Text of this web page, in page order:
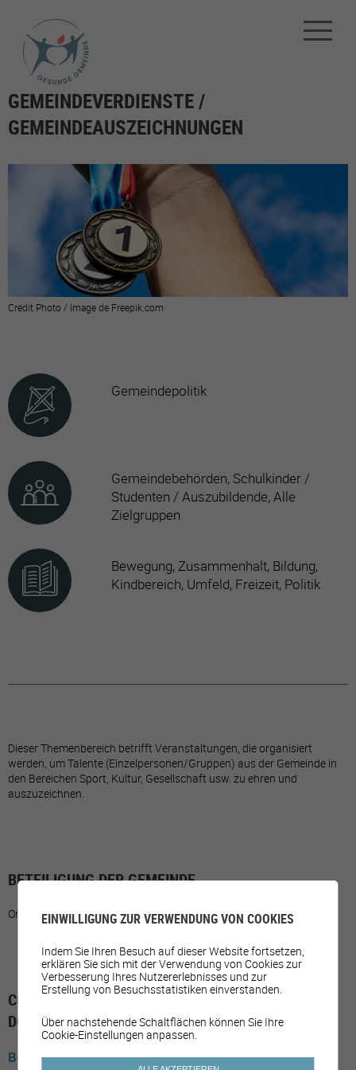
GEMEINDEVERDIENSTE /
GEMEINDEAUSZEICHNUNGEN
Crédit Photo / Image de Freepik.com
Gemeindepolitik
Gemeindebehörden, Schulkinder /
Studenten / Auszubildende, Alle
Zielgruppen
Bewegung, Zusammenhalt, Bildung,
Kindbereich, Umfeld, Freizeit, Politik
Dieser Themenbereich betrifft Veranstaltungen, die organisiert
werden, um Talente (Einzelpersonen/Gruppen) aus der Gemeinde in
den Bereichen Sport, Kultur, Gesellschaft usw. zu ehren und
auszuzeichnen.
BETEILIGUNG DER GEMEINDE
Organisation und Durchführung der Veranstaltungen.
COMMUNES AYANT MIS EN PLACE LE SOUS-
DOMAINE
Bern
Valbirse
EINWILLIGUNG ZUR VERWENDUNG VON COOKIES
Indem Sie Ihren Besuch auf dieser Website fortsetzen,
erklären Sie sich mit der Verwendung von Cookies zur
Verbesserung Ihres Nutzererlebnisses und zur
Erstellung von Besuchsstatistiken einverstanden.
Über nachstehende Schaltflächen können Sie Ihre
Cookie-Einstellungen anpassen.